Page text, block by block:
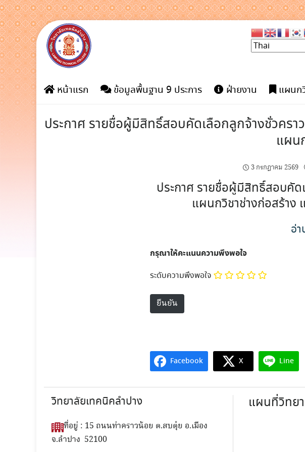
Skip
to
content
หน้าแรก ข้อมูลพื้นฐาน 9 ประการ ฝ่ายงาน แผนกวิ
ประกาศ รายชื่อผู้มีสิทธิ์สอบคัดเลือกลูกจ้างชั่วคร
แผน
3 กรกฎาคม 2569
ประกาศ รายชื่อผู้มีสิทธิ์สอบคั
แผนกวิชาช่างก่อสร้าง
อ่า
กรุณาให้คะแนนความพึงพอใจ
ระดับความพึงพอใจ
Facebook X Line
วิทยาลัยเทคนิคลำปาง
ที่อยู่ : 15 ถนนท่าคราวน้อย ต.สบตุ๋ย อ.เมือง
จ.ลำปาง 52100
แผนที่วิทย